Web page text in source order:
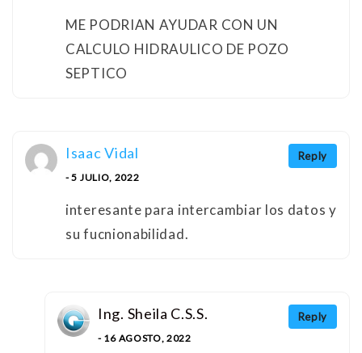
ME PODRIAN AYUDAR CON UN
CALCULO HIDRAULICO DE POZO
SEPTICO
Reply
Isaac Vidal
- 5 JULIO, 2022
interesante para intercambiar los datos y
su fucnionabilidad.
Reply
Ing. Sheila C.S.S.
- 16 AGOSTO, 2022